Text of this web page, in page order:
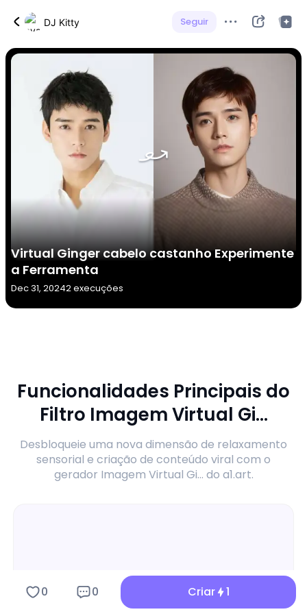
DJ Kitty Seguir
Virtual Ginger cabelo castanho Experimente
a Ferramenta
Dec 31, 20242 execuções
Funcionalidades Principais do
Filtro Imagem Virtual Gi...
Desbloqueie uma nova dimensão de relaxamento
sensorial e criação de conteúdo viral com o
gerador Imagem Virtual Gi... do a1.art.
0 0 Criar 1